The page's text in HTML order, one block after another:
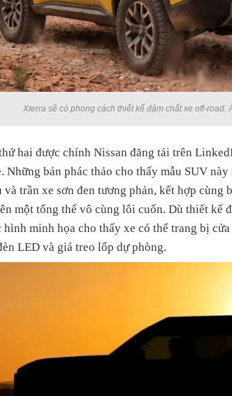
Xterra sẽ có phong cách thiết kế đậm chất xe off-road.
hai được chính Nissan đăng tải trên
Những bản phác thảo cho thấy mẫu SUV
và trần xe sơn đen tương phản, kết hợp cùng
một tổng thể vô cùng lôi cuốn. Dù thiết kế
hình minh họa cho thấy xe có thể trang bị
LED và giá treo lốp dự phòng.